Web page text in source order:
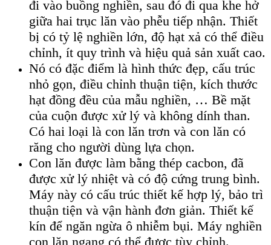
đi vào buồng nghiền, sau đó đi qua khe hở
giữa hai trục lăn vào phễu tiếp nhận. Thiết
bị có tỷ lệ nghiền lớn, độ hạt xả có thể điều
chỉnh, ít quy trình và hiệu quả sản xuất cao.
Nó có đặc điểm là hình thức đẹp, cấu trúc
nhỏ gọn, điều chỉnh thuận tiện, kích thước
hạt đồng đều của mẫu nghiền, … Bề mặt
của cuộn được xử lý và không dính than.
Có hai loại là con lăn trơn và con lăn có
răng cho người dùng lựa chọn.
Con lăn được làm bằng thép cacbon, đã
được xử lý nhiệt và có độ cứng trung bình.
Máy này có cấu trúc thiết kế hợp lý, bảo trì
thuận tiện và vận hành đơn giản. Thiết kế
kín để ngăn ngừa ô nhiễm bụi. Máy nghiền
con lăn ngang có thể được tùy chỉnh.